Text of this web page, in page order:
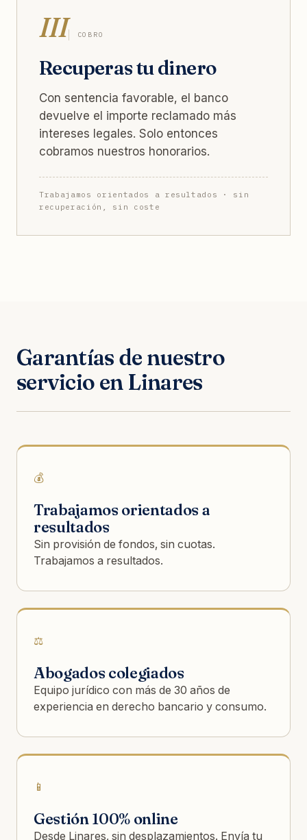
III COBRO
Recuperas tu dinero
Con sentencia favorable, el banco
devuelve el importe reclamado más
intereses legales. Solo entonces
cobramos nuestros honorarios.
Trabajamos orientados a resultados · sin
recuperación, sin coste
Garantías de nuestro
servicio en Linares
💰
Trabajamos orientados a
resultados
Sin provisión de fondos, sin cuotas.
Trabajamos a resultados.
⚖️
Abogados colegiados
Equipo jurídico con más de 30 años de
experiencia en derecho bancario y consumo.
📱
Gestión 100% online
Desde Linares, sin desplazamientos. Envía tu